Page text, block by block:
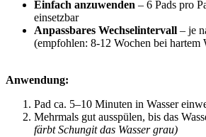
Einfach anzuwenden – 6 Pads pro
einsetzbar
Anpassbares Wechselintervall – je
(empfohlen: 8-12 Wochen bei hartem
Anwendung:
Pad ca. 5–10 Minuten in Wasser
Mehrmals gut ausspülen, bis das
färbt Schungit das Wasser grau)